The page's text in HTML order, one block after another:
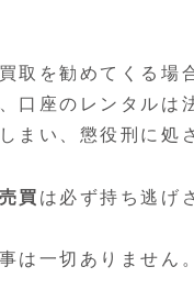
取を勧めてくる場
口座のレンタルは
まい、懲役刑に処
買 は必ず持ち逃げ
は一切ありません。